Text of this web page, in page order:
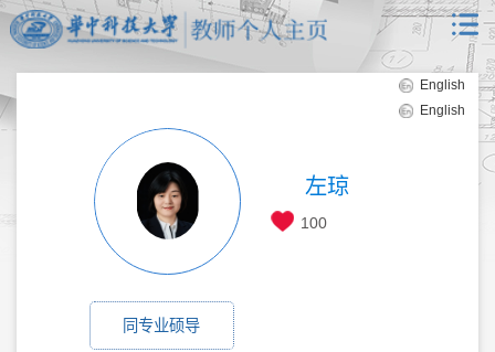
English
English
左琼
100
同专业硕导